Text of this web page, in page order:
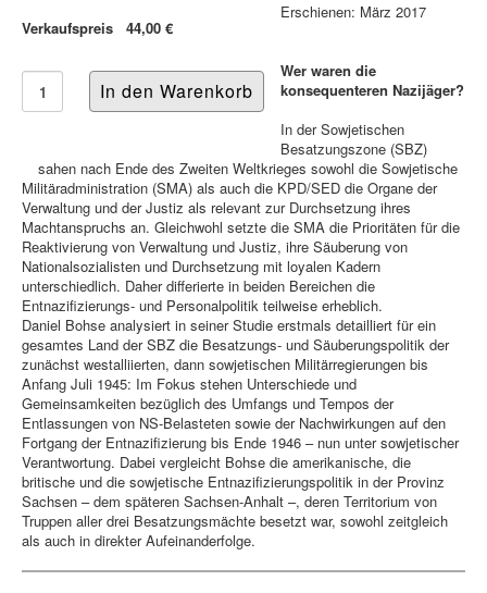
Verkaufspreis 44,00 €
Erschienen: März 2017
Wer waren die
konsequenteren Nazijäger?
In der Sowjetischen
Besatzungszone (SBZ)
sahen nach Ende des Zweiten Weltkrieges sowohl die Sowjetische
Militäradministration (SMA) als auch die KPD/SED die Organe der
Verwaltung und der Justiz als relevant zur Durchsetzung ihres
Machtanspruchs an. Gleichwohl setzte die SMA die Prioritäten für die
Reaktivierung von Verwaltung und Justiz, ihre Säuberung von
Nationalsozialisten und Durchsetzung mit loyalen Kadern
unterschiedlich. Daher differierte in beiden Bereichen die
Entnazifizierungs- und Personalpolitik teilweise erheblich.
Daniel Bohse analysiert in seiner Studie erstmals detailliert für ein
gesamtes Land der SBZ die Besatzungs- und Säuberungspolitik der
zunächst westalliierten, dann sowjetischen Militärregierungen bis
Anfang Juli 1945: Im Fokus stehen Unterschiede und
Gemeinsamkeiten bezüglich des Umfangs und Tempos der
Entlassungen von NS-Belasteten sowie der Nachwirkungen auf den
Fortgang der Entnazifizierung bis Ende 1946 – nun unter sowjetischer
Verantwortung. Dabei vergleicht Bohse die amerikanische, die
britische und die sowjetische Entnazifizierungspolitik in der Provinz
Sachsen – dem späteren Sachsen-Anhalt –, deren Territorium von
Truppen aller drei Besatzungsmächte besetzt war, sowohl zeitgleich
als auch in direkter Aufeinanderfolge.